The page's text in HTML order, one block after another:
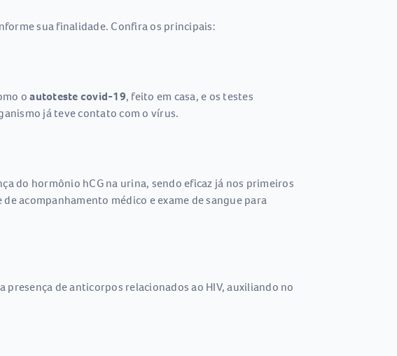
sua finalidade. Confira os principais:
oautoteste covid-19, feito em casa, e os testes
já teve contato com o vírus.
do hormônio hCG na urina, sendo eficaz já nos primeiros
acompanhamento médico e exame de sangue para
de anticorpos relacionados ao HIV, auxiliando no